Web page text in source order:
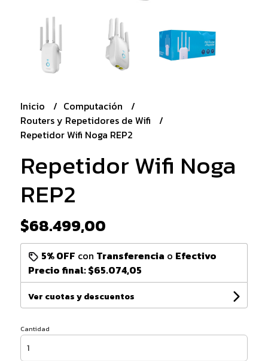
Inicio
Computación
Routers y Repetidores de Wifi
Repetidor Wifi Noga REP2
Repetidor Wifi Noga
REP2
$68.499,00
5% OFF con Transferencia o Efectivo
Precio final:$65.074,05
Ver cuotas y descuentos
Cantidad